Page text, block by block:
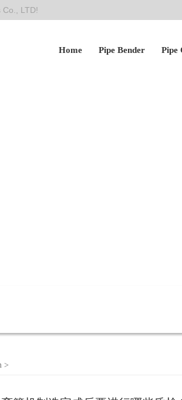
Co., LTD!
Home Pipe Bender Pipe
>